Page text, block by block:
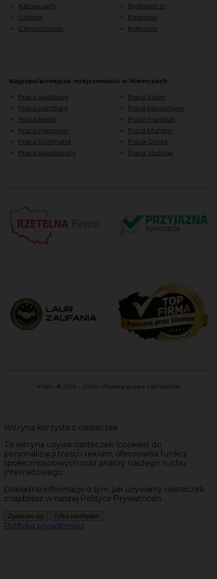
Katowicach
Lublinie
Częstochowie
Bydgoszczy
Poznaniu
Krakowie
Najpopularniejsze miejscowości w Niemczech
Praca Augsburg
Praca Hamburg
Praca Berlin
Praca Hannover
Praca Dortmund
Praca Magdeburg
Praca Essen
Praca Monachium
Praca Frankfurt
Praca Munster
Praca Görlitz
Praca Stuttgar
InServ © 2014 – 2026 | Wszelkie prawa zastrzeżone
Witryna korzysta z ciasteczek
Ta witryna używa ciasteczek (cookies) do
personalizacji treści i reklam, oferowania funkcji
społecznościowych oraz analizy naszego ruchu
internetowego.
Dokładne informacje o tym, jak używamy ciasteczek
znajdziesz w naszej Polityce Prywatności.
Zgadzam się Tylko niezbędne
Polityka prywatności